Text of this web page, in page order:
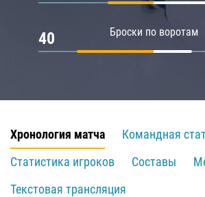
Броски по воротам
40
Хронология матча
Командная
Статистика игроков
Составы
Текстовая трансляция